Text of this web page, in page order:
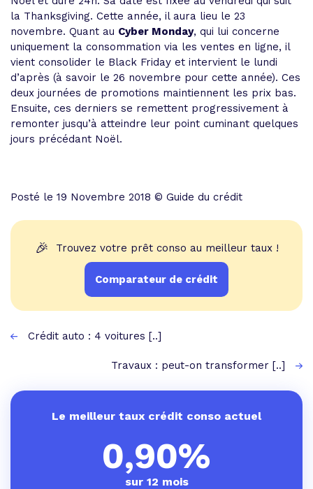
la Thanksgiving. Cette année, il aura lieu le 23
novembre. Quant au Cyber Monday, qui lui concerne
uniquement la consommation via les ventes en ligne, il
vient consolider le Black Friday et intervient le lundi
d’après (à savoir le 26 novembre pour cette année). Ces
deux journées de promotions maintiennent les prix bas.
Ensuite, ces derniers se remettent progressivement à
remonter jusqu’à atteindre leur point cuminant quelques
jours précédant Noël.
Posté le 19 Novembre 2018 © Guide du crédit
🎉 Trouvez votre prêt conso au meilleur taux !
Comparateur de crédit
Crédit auto : 4 voitures [..]
Travaux : peut-on transformer [..]
Le meilleur taux crédit conso actuel
0,90%
sur 12 mois